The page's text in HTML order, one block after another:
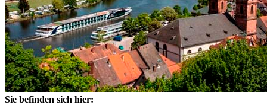
Sie befinden sich hier: